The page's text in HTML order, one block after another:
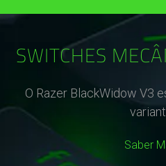
SWITCHES
O Razer BlackWidow V3
Saber